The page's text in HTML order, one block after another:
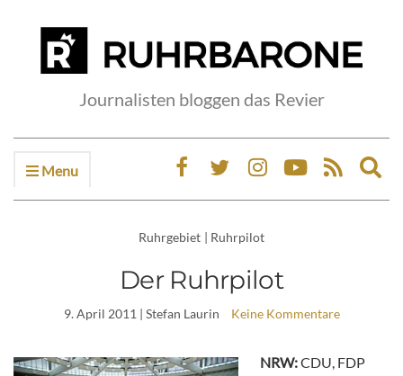
Journalisten bloggen das Revier
Menu
Ruhrgebiet | Ruhrpilot
Der Ruhrpilot
9. April 2011 | Stefan Laurin Keine Kommentare
NRW:CDU, FDP